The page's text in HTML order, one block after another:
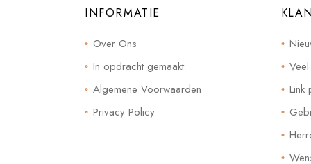
INFORMATIE
Over Ons
In opdracht gemaakt
Algemene Voorwaarden
Privacy Policy
Link